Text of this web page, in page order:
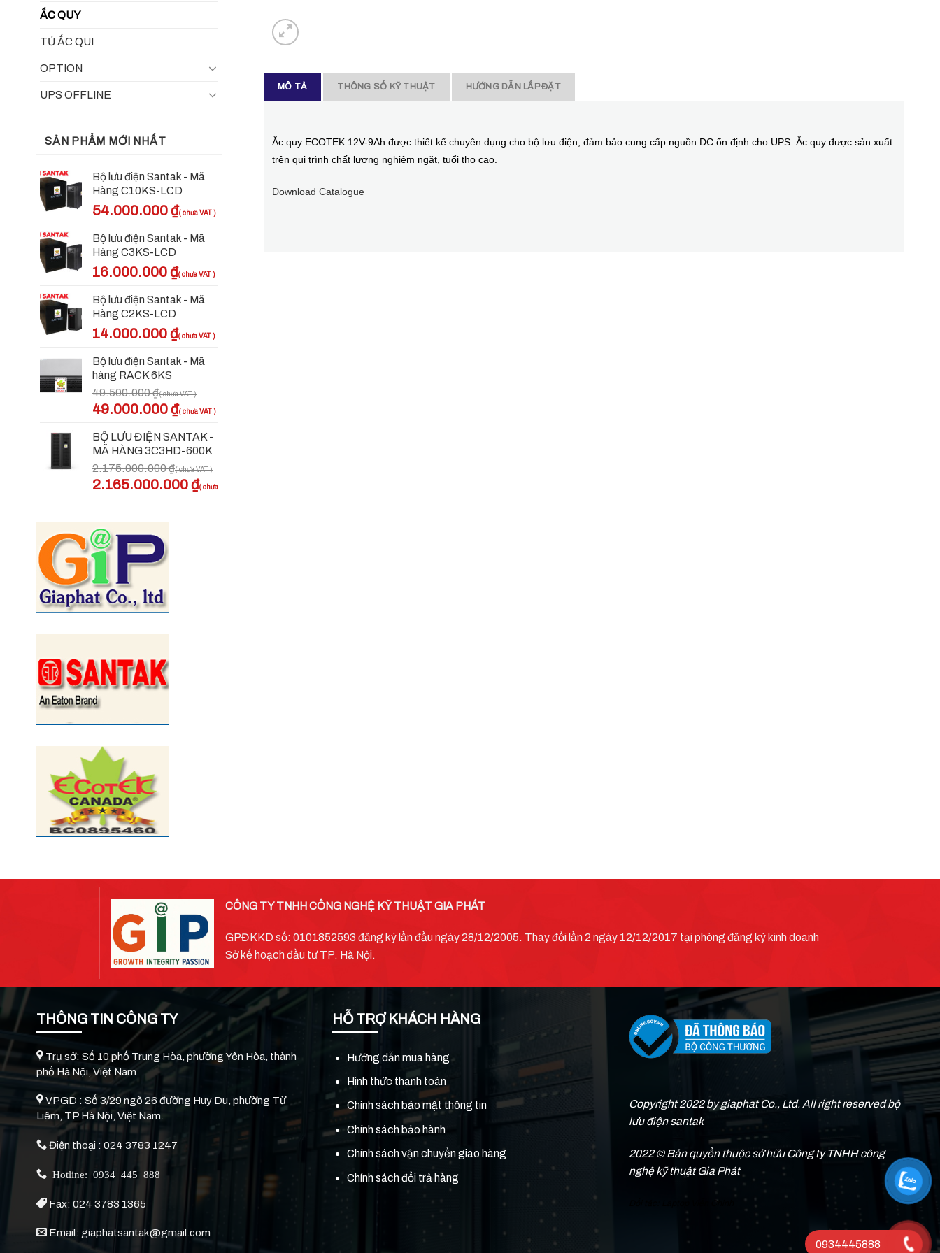
ẮC QUY
TỦ ẮC QUI
OPTION
UPS OFFLINE
SẢN PHẨM MỚI NHẤT
Bộ lưu điện Santak - Mã
Hàng C10KS-LCD
54.000.000₫
Bộ lưu điện Santak - Mã
Hàng C3KS-LCD
16.000.000₫
Bộ lưu điện Santak - Mã
Hàng C2KS-LCD
14.000.000₫
Bộ lưu điện Santak - Mã
hàng RACK 6KS
49.500.000₫
Giá
là:
49.500.000 ₫.
49.000.000₫
BỘ LƯU ĐIỆN SANTAK -
MÃ HÀNG 3C3HD-600K
2.175.000.000₫
Giá
2.175.000.000 ₫.
2.165.000.000₫
tại
là:
2.165.000.000 ₫.
MÔ TẢ THÔNG SỐ KỸ THUẬT HƯỚNG DẪN LẮP ĐẶT
Ắc quy ECOTEK 12V-9Ah được thiết kế chuyên dụng cho bộ lưu điện, đảm bảo cung cấp nguồn DC ổn định cho UPS. Ắc quy được sản xuất
trên qui trình chất lượng nghiêm ngặt, tuổi thọ cao.
Download Catalogue
CÔNG TY TNHH CÔNG NGHỆ KỸ THUẬT GIA PHÁT
GPĐKKD số: 0101852593 đăng ký lần đầu ngày 28/12/2005. Thay đổi lần 2 ngày 12/12/2017 tại phòng đăng ký kinh doanh
Sở kế hoạch đầu tư TP. Hà Nội.
THÔNG TIN CÔNG TY
Trụ sở: Số 10 phố Trung Hòa, phường Yên Hòa, thành
phố Hà Nội, Việt Nam.
VPGD : Số 3/29 ngõ 26 đường Huy Du, phường Từ
Liêm, TP Hà Nội, Việt Nam.
Điện thoại : 024 3783 1247
Hotline: 0934 445 888
Fax: 024 3783 1365
Email: giaphatsantak@gmail.com
HỖ TRỢ KHÁCH HÀNG
Hướng dẫn mua hàng
Hình thức thanh toán
Chính sách bảo mật thông tin
Chính sách bảo hành
Chính sách vận chuyển giao hàng
Chính sách đổi trả hàng
Copyright 2022 by giaphat Co., Ltd. All right reserved bộ
lưu điện santak
2022 © Bản quyền thuộc sở hữu Công ty TNHH công
nghệ kỹ thuật Gia Phát
Laptop Viễn Chinh
0934445888